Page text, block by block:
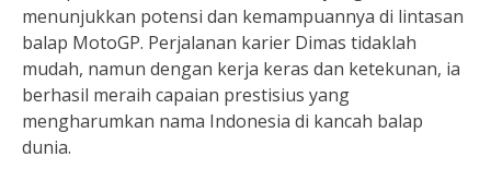
menunjukkan potensi dan kemampuannya di lintasan
balap MotoGP. Perjalanan karier Dimas tidaklah
mudah, namun dengan kerja keras dan ketekunan, ia
berhasil meraih capaian prestisius yang
mengharumkan nama Indonesia di kancah balap
dunia.